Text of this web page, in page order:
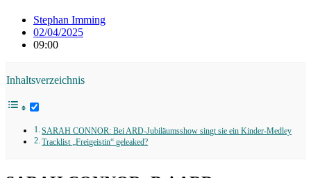
Stephan Imming
02/04/2025
09:00
Inhaltsverzeichnis
SARAH CONNOR: Bei ARD-Jubiläumsshow singt sie ein Kinder-Medley
Tracklist „Freigeistin“ geleaked?